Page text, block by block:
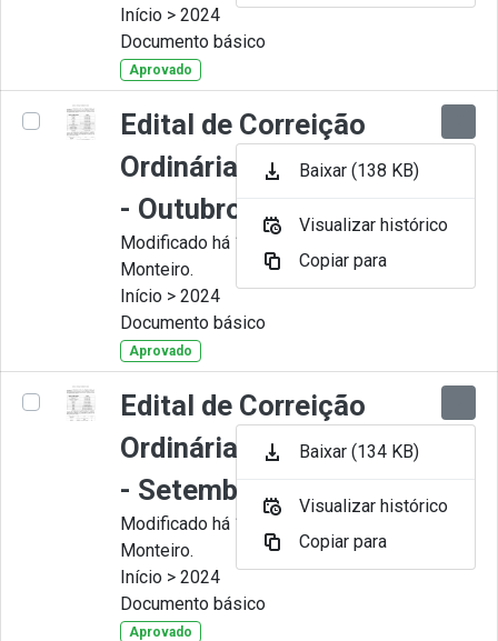
Início > 2024
Documento básico
Aprovado
Edital de Correição
Ordinária nº 010-2024
- Outubro.
Modificado há 11 Meses por Juliana
Monteiro.
Início > 2024
Documento básico
Aprovado
Edital de Correição
Ordinária nº 009-2024
- Setembro
Modificado há 11 Meses por Juliana
Monteiro.
Início > 2024
Documento básico
Aprovado
Baixar (138 KB)
Visualizar histórico
Copiar para
Baixar (134 KB)
Visualizar histórico
Copiar para